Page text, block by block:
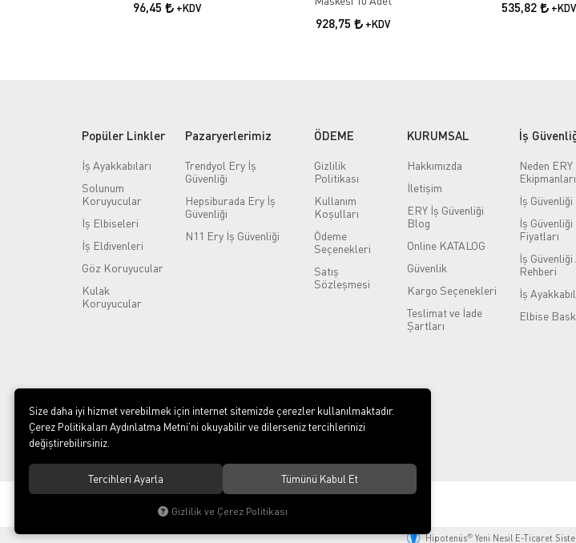
96,45 +KDV
928,75 +KDV
535,82 +KDV
Popüler Linkler
İş Ayakkabıları
Solunum
Koruyucular
İş Elbiseleri
İş Eldivenleri
Göz Koruyucular
Kulak
Koruyucular
Pazaryerlerimiz
Trendyol Ery İş
Güvenliği
Hepsiburada Ery İş
Güvenliği
N11 Ery İş Güvenliği
ÖDEME
Gizlilik
Politikası
Kullanım
Koşulları
Ödeme
Seçenekleri
Satış
Sözleşmesi
KURUMSAL
Hakkımızda
İletişim
ERY İş Güvenliği
Blog
Online KATALOG
Güvenlik
Kargo Seçenekleri
Teslimat ve İade
Şartları
İş
Neden
İş
İş
Fiyatları
İş Güvenliği
Rehberi
İş
Elbise
ERY İş Güvenliği Ekipmanları
Hipotenüs® Yeni Nesil E-Ticaret
Size daha iyi hizmet verebilmek için internet sitemizde çerezler kullanılmaktadır.
Çerez Politikaları Aydınlatma Metni’ni okuyabilir ve dilerseniz tercihlerinizi
değiştirebilirsiniz.
Tercihleri Ayarla Tümünü Kabul Et
Gizlilik ve Çerez Politikası